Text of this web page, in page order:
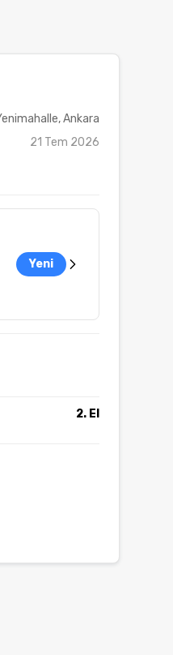
Ankara
21 Tem 2026
Yeni
2. El